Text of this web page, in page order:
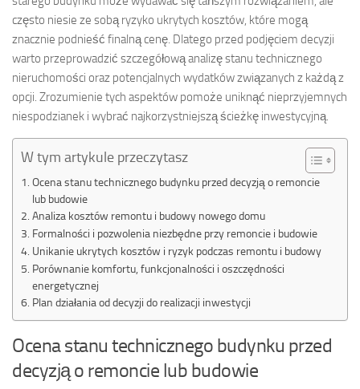
często niesie ze sobą ryzyko ukrytych kosztów, które mogą
znacznie podnieść finalną cenę. Dlatego przed podjęciem decyzji
warto przeprowadzić szczegółową analizę stanu technicznego
nieruchomości oraz potencjalnych wydatków związanych z każdą z
opcji. Zrozumienie tych aspektów pomoże uniknąć nieprzyjemnych
niespodzianek i wybrać najkorzystniejszą ścieżkę inwestycyjną.
W tym artykule przeczytasz
Ocena stanu technicznego budynku przed decyzją o remoncie
lub budowie
Analiza kosztów remontu i budowy nowego domu
Formalności i pozwolenia niezbędne przy remoncie i budowie
Unikanie ukrytych kosztów i ryzyk podczas remontu i budowy
Porównanie komfortu, funkcjonalności i oszczędności
energetycznej
Plan działania od decyzji do realizacji inwestycji
Ocena stanu technicznego budynku przed
decyzją o remoncie lub budowie